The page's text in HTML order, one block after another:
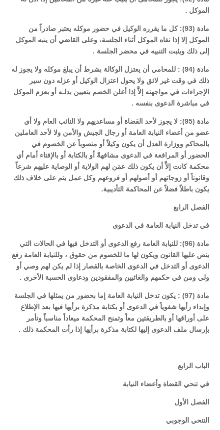
الموكل .
مادة (93): كل ما يقرره الوكيل في حضور موكله يعتبر صادراً من
الموكل إلا إذا نفاه الموكل أثناء الجلسة، وعلى القاضي أن ينبه الموكل
إلى ذلك ويثبت التنبيه في محضر الجلسة .
مادة (94) : للمحامي أن يعتزل الوكالة بشرط أن يبلغ موكله ولا يجوز له
ذلك في وقت غير لائق ولا يحول اعتزال الوكيل أو عزله دون سير
الإجراءات في مواجهته إلاَّ إذا أعلن الخصم بتعيين بدلـه أو بعزم الموكل
في مباشرة الدعوى بنفسه .
مادة (95): لا يجوز لأحد القضاة أو مساعديهم ولا النائب العام ولا أي
عضو من أعضاء النيابة العامة أو رجال الجيش والأمن ولا لأحد العاملين
بالمحاكم ووزارة العدل أن يكون وكيلاً أو منصوباً عن الخصوم في
الحضور أو المرافعة في الدعوى مشافهةً أو بالكتابة أو بالإفتاء أمام أي
محكمة كانت إلاَّ أن يكون ذلك عمَن لهم الولاية أو الوصاية عليهم شرعاً
وقانوناً أو زوجاتهم أو أصولهم أو فروعهم وكل عمل يتم على خلاف ذلك
يكون باطلاً فضلاً عن المحاكمة التأديبية.
الفصل الرابع
في تدخل النيابة العامة في الدعوى
مادة (96): للنيابة العامة رفع الدعوى أو التدخل فيها في الحالات التي
ينص عليها القانون ويكون لها ما للخصوم من حقوق ، وللنيابة العامة رفع
الدعوى أو التدخل في الدعوى الخاصة بالقصار إذا لم يكن لهم وصي أو
ولي ومن في حكمهم والغائبين والمفقودين ودعاوى الحسبة الأخرى .
مادة (97) : يكون تدخل النيابة العامة إما بحضور من يمثلها في الجلسة
وإبداء رأيها شفوياً في الدعوى أو بكتابة مذكرة برأيها فيها بعد الإطلاع
على أوراقها أو بالطريقتين معاً وتمنح المحكمة ميعاداً مناسباً وتأمر
بإرسال ملف الدعوى إليها لكتابة مذكرة برأيها إذا رأت المحكمة ذلك .
الباب الرابع
في تنحي القضاة وأعضاء النيابة
الفصل الأول
التنحي الوجوبي